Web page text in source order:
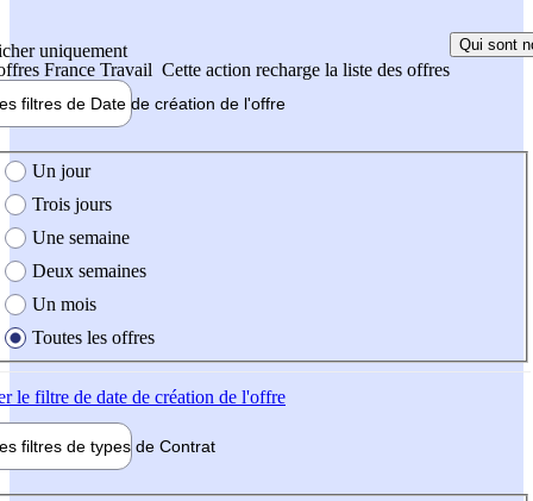
uniquement
France Travail Cette action recharge la liste des offres
Qui sont
filtres de Date de création de l'offre
création de l'offre
Un jour
Trois jours
Une semaine
Deux semaines
Un mois
Toutes les offres
le filtre de date de création de l'offre
filtres de types de Contrat